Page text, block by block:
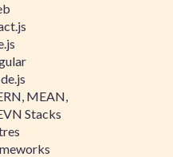
MEAN,
Stacks